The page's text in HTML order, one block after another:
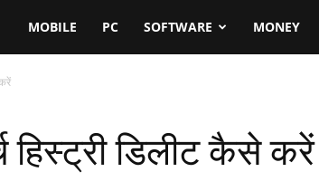
MOBILE PC SOFTWARE MONEY
हिस्ट्री डिलीट कैसे करें